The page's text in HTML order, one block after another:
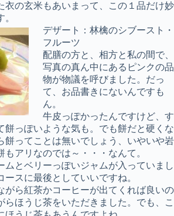
衣の玄米もあいまって、この１品だけ妙
デザート：林檎のシブースト・
フルーツ
配膳の方と、相方と私の間で、
写真の真ん中にあるピンクの品
物が物議を呼びました。だっ
て、お品書きにないんですも
ん。
牛皮っぽかったんですけど、す
餅っぽいような気も。でも餅だと硬くな
餅ってことは無いでしょう、いやいや岩
アリなのでは～・・・なんて。
ムとベリーっぽいジャムが入っていまし
スに最後としていいですね。
がら紅茶かコーヒーが出てくれば良いの
らほうじ茶をいただきました。でも、こ